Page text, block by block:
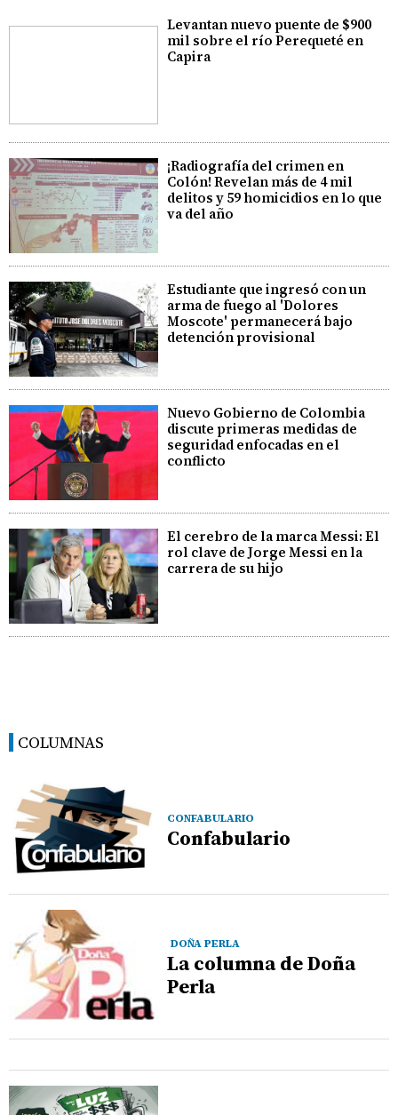
Levantan nuevo puente de $900
mil sobre el río Perequeté en
Capira
¡Radiografía del crimen en
Colón! Revelan más de 4 mil
delitos y 59 homicidios en lo que
va del año
Estudiante que ingresó con un
arma de fuego al 'Dolores
Moscote' permanecerá bajo
detención provisional
Nuevo Gobierno de Colombia
discute primeras medidas de
seguridad enfocadas en el
conflicto
El cerebro de la marca Messi: El
rol clave de Jorge Messi en la
carrera de su hijo
COLUMNAS
CONFABULARIO
Confabulario
DOÑA PERLA
La columna de Doña
Perla